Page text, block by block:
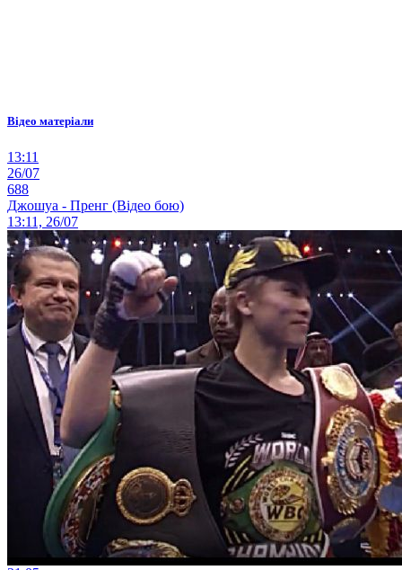
Відео матеріали
13:11
26/07
688
Джошуа - Пренг (Відео бою)
13:11, 26/07